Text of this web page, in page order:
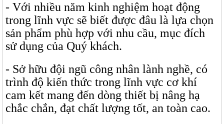
- Với nhiều năm kinh nghiệm hoạt động
trong lĩnh vực sẽ biết được đâu là lựa chọn
sản phẩm phù hợp với nhu cầu, mục đích
sử dụng của Quý khách.
- Sở hữu đội ngũ công nhân lành nghề, có
trình độ kiến thức trong lĩnh vực cơ khí
cam kết mang đến dòng thiết bị nâng hạ
chắc chắn, đạt chất lượng tốt, an toàn cao.